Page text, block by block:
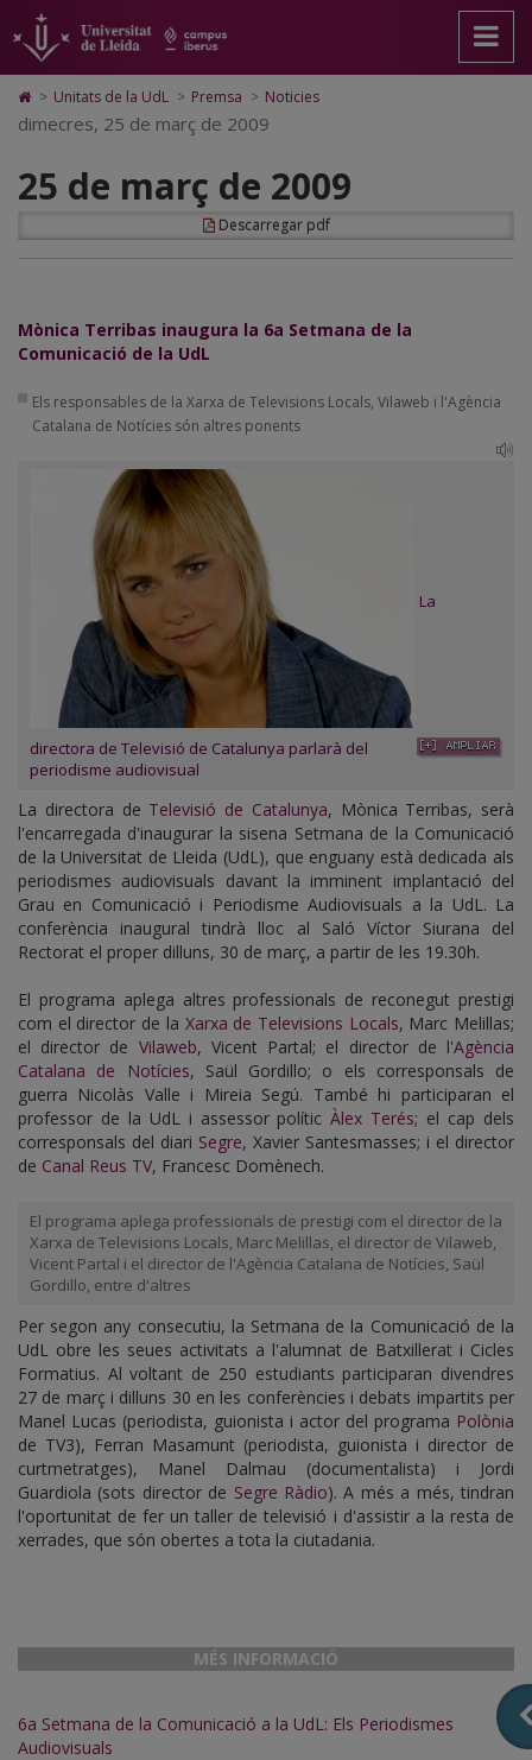
25
de
març
de
2009
pàgina
principal.
Universitat
Lleida
contingut
principal
Mapa
Web.
Universitat
Cerca
Accessibilitat.
Universitat
Lleida
Icono
de
Home
ir
a
página
de
> Unitats de la UdL > Premsa > Noticies
dimecres, 25 de març de 2009
25 de març de 2009
Descarregar pdf
Mònica Terribas inaugura la 6a Setmana de la
Comunicació de la UdL
Els responsables de la Xarxa de Televisions Locals, Vilaweb i l'Agència
Catalana de Notícies són altres ponents
La
directora de Televisió de Catalunya parlarà del
periodisme audiovisual
La directora de Televisió de Catalunya, Mònica Terribas, serà
l'encarregada d'inaugurar la sisena Setmana de la Comunicació
de la Universitat de Lleida (UdL), que enguany està dedicada als
periodismes audiovisuals davant la imminent implantació del
Grau en Comunicació i Periodisme Audiovisuals a la UdL. La
conferència inaugural tindrà lloc al Saló Víctor Siurana del
Rectorat el proper dilluns, 30 de març, a partir de les 19.30h.
El programa aplega altres professionals de reconegut prestigi
com el director de la Xarxa de Televisions Locals, Marc Melillas;
el director de Vilaweb, Vicent Partal; el director de l'Agència
Catalana de Notícies, Saül Gordillo; o els corresponsals de
guerra Nicolàs Valle i Mireia Segú. També hi participaran el
professor de la UdL i assessor políticÀlex Terés; el cap dels
corresponsals del diari Segre, Xavier Santesmasses; i el director
de Canal Reus TV, Francesc Domènech.
El programa aplega professionals de prestigi com el director de la
Xarxa de Televisions Locals, Marc Melillas, el director de Vilaweb,
Vicent Partal i el director de l'Agència Catalana de Notícies, Saül
Gordillo, entre d'altres
Per segon any consecutiu, la Setmana de la Comunicació de la
UdL obre les seues activitats a l'alumnat de Batxillerat i Cicles
Formatius. Al voltant de 250 estudiants participaran divendres
27 de març i dilluns 30 en les conferències i debats impartits per
Manel Lucas (periodista, guionista i actor del programa Polònia
de TV3), Ferran Masamunt (periodista, guionista i director de
curtmetratges), Manel Dalmau (documentalista) i Jordi
Guardiola (sots director de Segre Ràdio). A més a més, tindran
l'oportunitat de fer un taller de televisió i d'assistir a la resta de
xerrades, que són obertes a tota la ciutadania.
MÉS INFORMACIÓ
6a Setmana de la Comunicació a la UdL: Els Periodismes
Audiovisuals